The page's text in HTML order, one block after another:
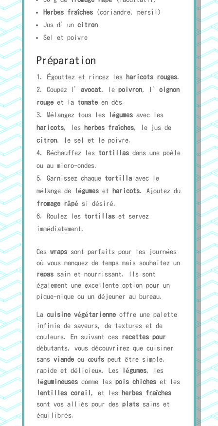
Herbes fraîches(coriandre, persil)
Jus d’un citron
Sel et poivre
Préparation
Égouttez et rincez les haricots rouges.
Coupez l’ avocat, le poivron, l’ oignon
rougeet la tomateen dés.
Mélangez tous les
légumesavec les
haricots, les herbes fraîches, le jus de
citron, le sel et le poivre.
Réchauffez les tortillasdans une poêle
ou au micro-ondes.
Garnissez chaque tortillaavec le
mélange de
légumeset haricots. Ajoutez du
fromage râpési désiré.
Roulez les tortillaset servez
immédiatement.
Ces wrapssont parfaits pour les journées
où vous manquez de temps mais souhaitez un
repassain et nourrissant. Ils sont
également une excellente option pour un
pique-nique ou un déjeuner au bureau.
La cuisine végétarienneoffre une palette
infinie de saveurs, de textures et de
couleurs. En suivant ces recettes pour
débutants, vous découvrirez que cuisiner
sans viandeou œufspeut être simple,
rapide et délicieux. Les
légumes, les
légumineusescomme les pois chicheset les
lentilles corail , et les
herbes fraîches
sont vos alliés pour des platssains et
équilibrés.